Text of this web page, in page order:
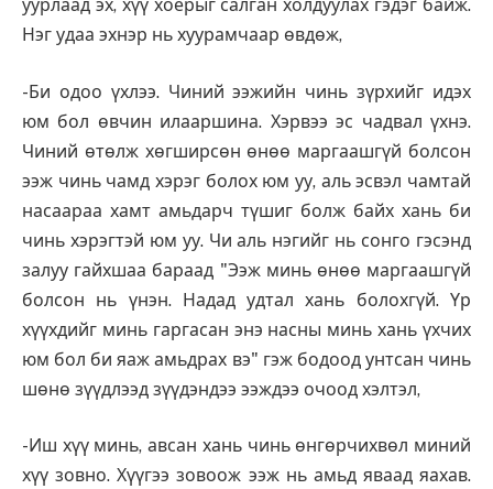
уурлаад эх, хүү хоёрыг салган холдуулах гэдэг байж.
Нэг удаа эхнэр нь хуурамчаар өвдөж,
-Би одоо үхлээ. Чиний ээжийн чинь зүрхийг идэх
юм бол өвчин илааршина. Хэрвээ эс чадвал үхнэ.
Чиний өтөлж хөгширсөн өнөө маргаашгүй болсон
ээж чинь чамд хэрэг болох юм уу, аль эсвэл чамтай
насаараа хамт амьдарч түшиг болж байх хань би
чинь хэрэгтэй юм уу. Чи аль нэгийг нь сонго гэсэнд
залуу гайхшаа бараад "Ээж минь өнөө маргаашгүй
болсон нь үнэн. Надад удтал хань болохгүй. Үр
хүүхдийг минь гаргасан энэ насны минь хань үхчих
юм бол би яаж амьдрах вэ" гэж бодоод унтсан чинь
шөнө зүүдлээд зүүдэндээ ээждээ очоод хэлтэл,
-Иш хүү минь, авсан хань чинь өнгөрчихвөл миний
хүү зовно. Хүүгээ зовоож ээж нь амьд яваад яахав.